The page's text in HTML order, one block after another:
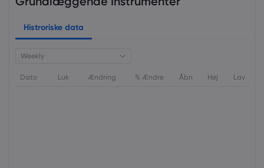
Histroriske data
Weekly
Dato Luk Ændring % Ændre Åbn Høj Lav